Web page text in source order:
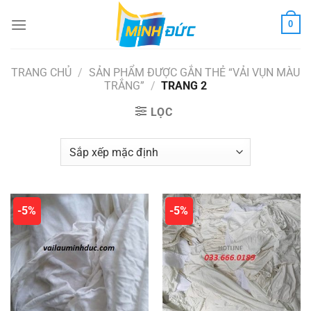
đến
0
TRANG CHỦ / SẢN PHẨM ĐƯỢC GẮN THẺ “VẢI VỤN MÀU
TRẮNG” / TRANG 2
LỌC
-5% -5%